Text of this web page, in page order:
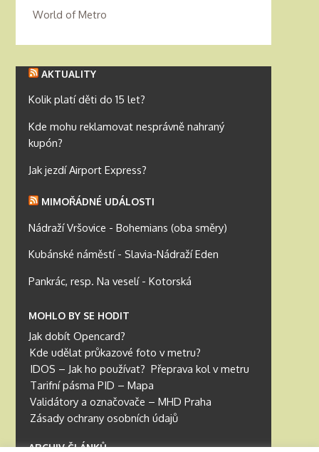
World of Metro
AKTUALITY
Kolik platí děti do 15 let?
Kde mohu reklamovat nesprávně nahraný
kupón?
Jak jezdí Airport Express?
MIMOŘÁDNÉ UDÁLOSTI
Nádraží Vršovice - Bohemians (oba směry)
Kubánské náměstí - Slavia-Nádraží Eden
Pankrác, resp. Na veselí - Kotorská
MOHLO BY SE HODIT
Jak dobít Opencard?
Kde udělat průkazové foto v metru?
IDOS – Jak ho používat? Přeprava kol v metru
Tarifní pásma PID – Mapa
Validátory a označovače – MHD Praha
Zásady ochrany osobních údajů
ARCHIV ČLÁNKŮ